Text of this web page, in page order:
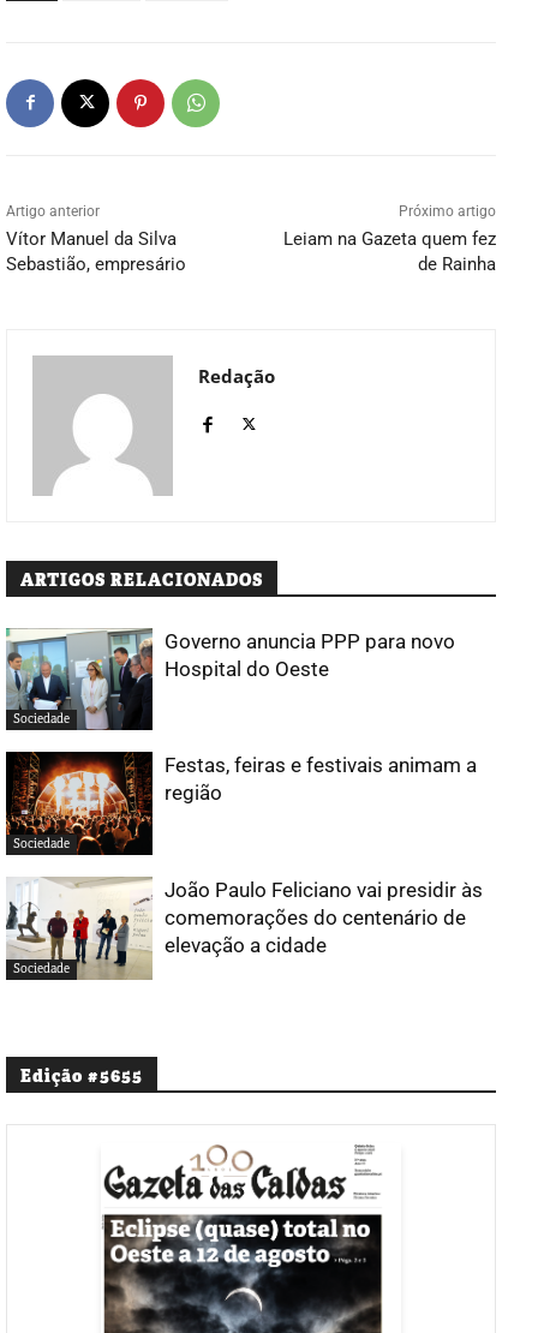
Artigo anterior
Vítor Manuel da Silva
Sebastião, empresário
Próximo artigo
Leiam na Gazeta quem fez
de Rainha
Redação
ARTIGOS RELACIONADOS
Sociedade
Governo anuncia PPP para novo
Hospital do Oeste
Sociedade
Festas, feiras e festivais animam a
região
Sociedade
João Paulo Feliciano vai presidir às
comemorações do centenário de
elevação a cidade
Edição #5655